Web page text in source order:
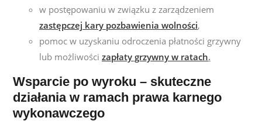
w postępowaniu w związku z zarządzeniem
zastępczej kary pozbawienia wolności,
pomoc w uzyskaniu odroczenia płatności grzywny
lub możliwości zapłaty grzywny w ratach.
Wsparcie po wyroku – skuteczne
działania w ramach prawa karnego
wykonawczego